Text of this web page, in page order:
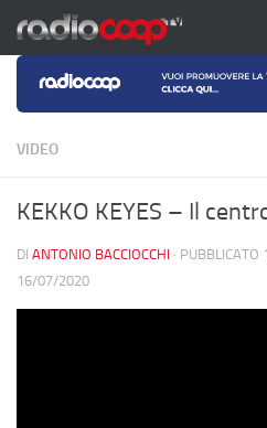
Salta al contenuto
VIDEO
KEKKO KEYES – Il
DI ANTONIO BACCIOCCHI · PUBBLICATO
16/07/2020